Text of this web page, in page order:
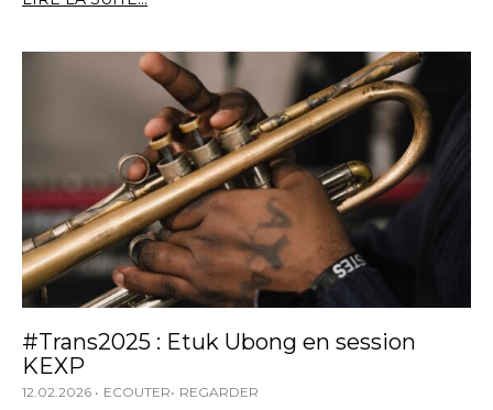
#Trans2025 : Etuk Ubong en session
KEXP
12.02.2026 ECOUTER REGARDER